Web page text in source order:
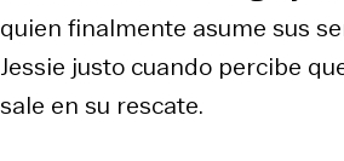
quien finalmente asume sus
Jessie justo cuando percibe
sale en su rescate.